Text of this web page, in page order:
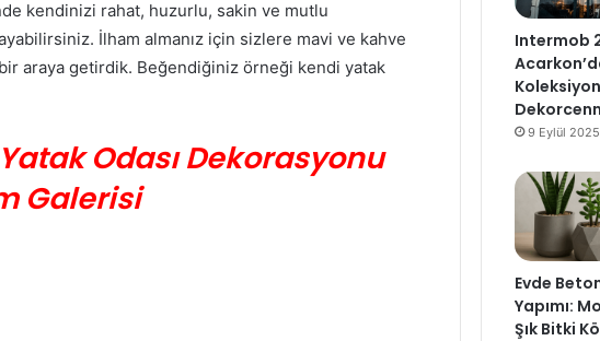
kendinizi rahat, huzurlu, sakin ve mutlu
İlham almanız için sizlere mavi ve kahve
araya getirdik. Beğendiğiniz örneği kendi yatak
Odası Dekorasyonu
Galerisi
Intermob
9 Eylül 2025
Evde
Yapımı:
Şık Bitki